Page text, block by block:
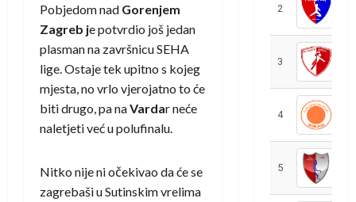
Pobjedom nad Gorenjem
Zagreb je potvrdio još jedan
plasman na završnicu SEHA
lige. Ostaje tek upitno s kojeg
mjesta, no vrlo vjerojatno to će
biti drugo, pa naVardar neće
naletjeti već u polufinalu.
Nitko nije ni očekivao da će se
zagrebaši u Sutinskim vrelima
2
3
4
5